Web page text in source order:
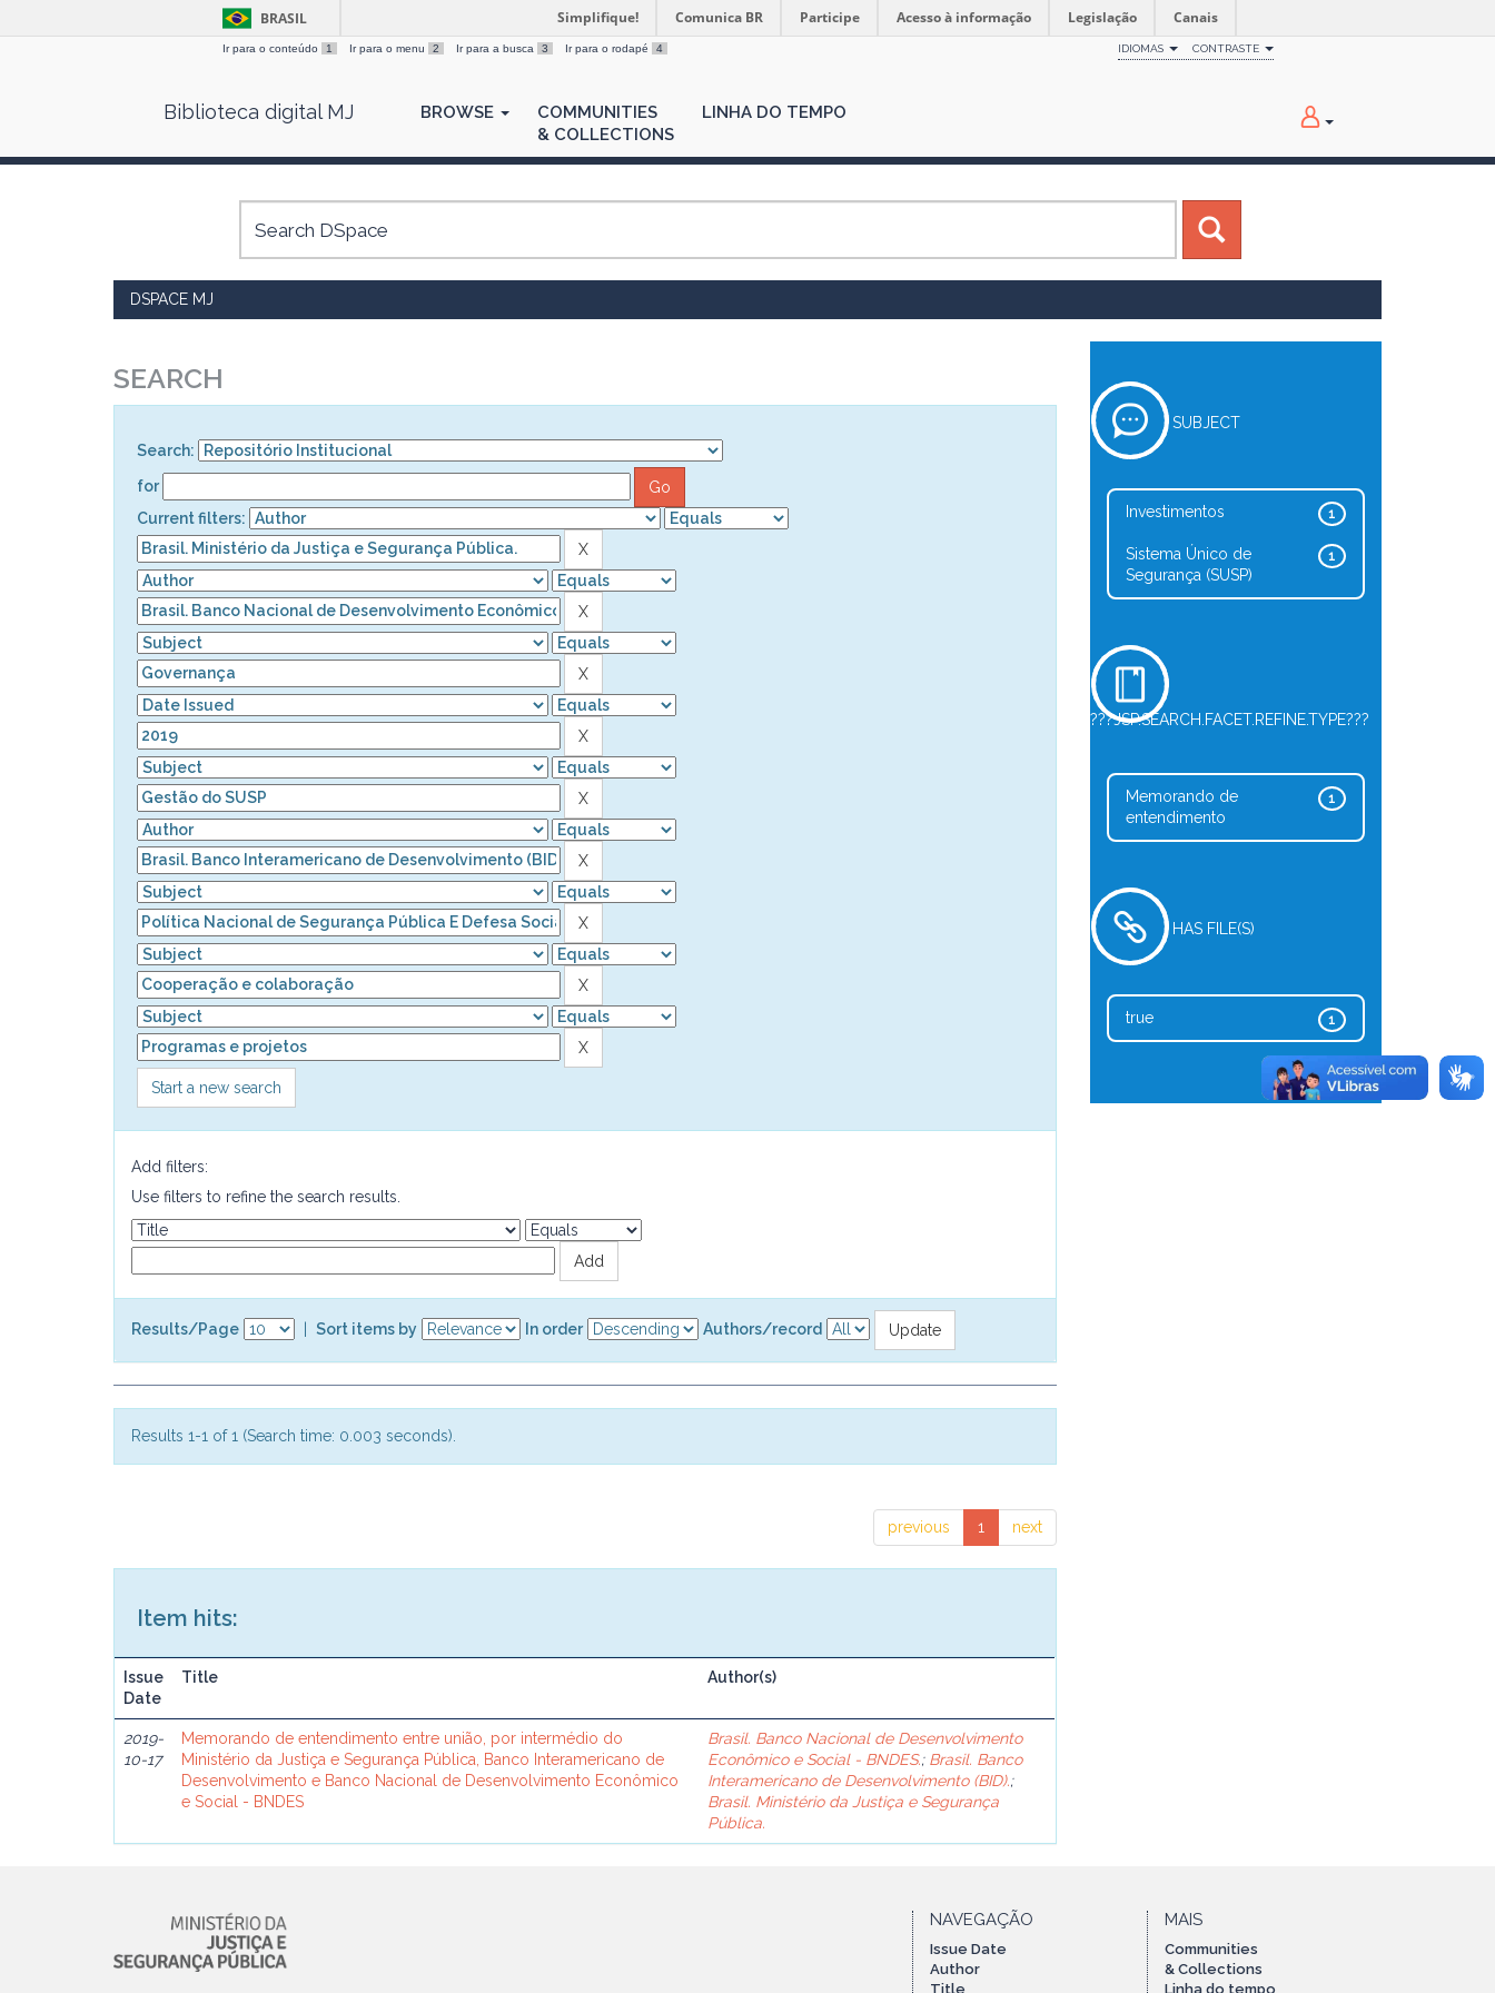
BRASIL Simplifique! Comunica BR Participe Acesso à informação Legislação Canais
Ir para o conteúdo 1 Ir para o menu 2 Ir para a busca 3 Ir para o rodapé 4 IDIOMAS CONTRASTE
Biblioteca digital MJ BROWSE
COMMUNITIES
& COLLECTIONS
LINHA DO TEMPO
DSPACE MJ
SEARCH
Search:
for
Current filters:
Start a new search
Add filters:
Use filters to refine the search results.
Results/Page Sort items by In order Authors/record
Results 1-1 of 1 (Search time: 0.003 seconds).
previous 1 next
Item hits:
Issue
Date
Title Author(s)
2019-
10-17
Memorando de entendimento entre união, por intermédio do
Ministério da Justiça e Segurança Pública, Banco Interamericano de
Desenvolvimento e Banco Nacional de Desenvolvimento Econômico
e Social - BNDES
Brasil. Banco Nacional de Desenvolvimento
Econômico e Social - BNDES.; Brasil. Banco
Interamericano de Desenvolvimento (BID).;
Brasil. Ministério da Justiça e Segurança
Pública.
SUBJECT
1
Investimentos
1
Sistema Único de
Segurança (SUSP)
???JSP.SEARCH.FACET.REFINE.TYPE???
1
Memorando de
entendimento
HAS FILE(S)
1
true
NAVEGAÇÃO
Issue Date
Author
Title
MAIS
Communities
& Collections
Linha do tempo